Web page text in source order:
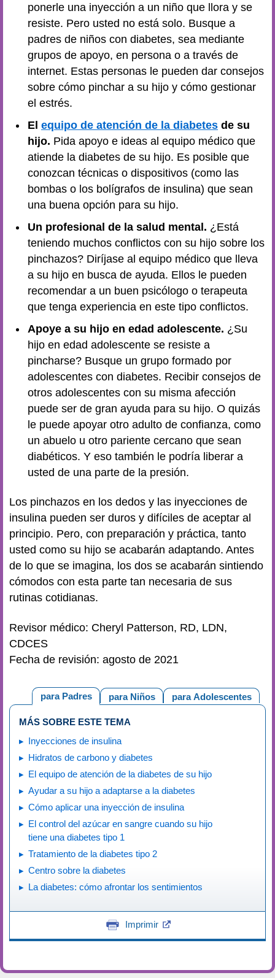
ponerle una inyección a un niño que llora y se
resiste. Pero usted no está solo. Busque a
padres de niños con diabetes, sea mediante
grupos de apoyo, en persona o a través de
internet. Estas personas le pueden dar consejos
sobre cómo pinchar a su hijo y cómo gestionar
el estrés.
El equipo de atención de la diabetes de su
hijo. Pida apoyo e ideas al equipo médico que
atiende la diabetes de su hijo. Es posible que
conozcan técnicas o dispositivos (como las
bombas o los bolígrafos de insulina) que sean
una buena opción para su hijo.
Un profesional de la salud mental. ¿Está
teniendo muchos conflictos con su hijo sobre los
pinchazos? Diríjase al equipo médico que lleva
a su hijo en busca de ayuda. Ellos le pueden
recomendar a un buen psicólogo o terapeuta
que tenga experiencia en este tipo conflictos.
Apoye a su hijo en edad adolescente. ¿Su
hijo en edad adolescente se resiste a
pincharse? Busque un grupo formado por
adolescentes con diabetes. Recibir consejos de
otros adolescentes con su misma afección
puede ser de gran ayuda para su hijo. O quizás
le puede apoyar otro adulto de confianza, como
un abuelo u otro pariente cercano que sean
diabéticos. Y eso también le podría liberar a
usted de una parte de la presión.
Los pinchazos en los dedos y las inyecciones de
insulina pueden ser duros y difíciles de aceptar al
principio. Pero, con preparación y práctica, tanto
usted como su hijo se acabarán adaptando. Antes
de lo que se imagina, los dos se acabarán sintiendo
cómodos con esta parte tan necesaria de sus
rutinas cotidianas.
Revisor médico: Cheryl Patterson, RD, LDN,
CDCES
Fecha de revisión: agosto de 2021
para Adolescentes
para Niños
para Padres
MÁS SOBRE ESTE TEMA
Inyecciones de insulina
Hidratos de carbono y diabetes
El equipo de atención de la diabetes de su hijo
Ayudar a su hijo a adaptarse a la diabetes
Cómo aplicar una inyección de insulina
El control del azúcar en sangre cuando su hijo
tiene una diabetes tipo 1
Tratamiento de la diabetes tipo 2
Centro sobre la diabetes
La diabetes: cómo afrontar los sentimientos
Imprimir